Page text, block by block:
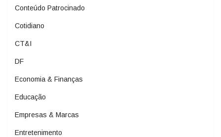
Conteúdo Patrocinado
Cotidiano
CT&I
DF
Economia & Finanças
Educação
Empresas & Marcas
Entretenimento